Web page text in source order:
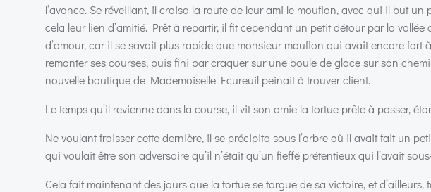
l’avance. Se réveillant, il croisa la route de leur ami le mouflon, avec qui il but
cela leur lien d’amitié. Prêt à repartir, il fit cependant un petit détour par la
d’amour, car il se savait plus rapide que monsieur mouflon qui avait encore
remonter ses courses, puis fini par craquer sur une boule de glace sur son
nouvelle boutique de Mademoiselle Ecureuil peinait à trouver client.
Le temps qu’il revienne dans la course, il vit son amie la tortue prête à passer,
Ne voulant froisser cette dernière, il se précipita sous l’arbre où il avait fait un
qui voulait être son adversaire qu’il n’était qu’un fieffé prétentieux qui l’avait
Cela fait maintenant des jours que la tortue se targue de sa victoire, et